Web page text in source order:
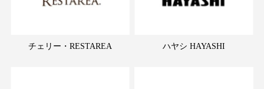
チェリー・RESTAREA ハヤシ HAYASHI